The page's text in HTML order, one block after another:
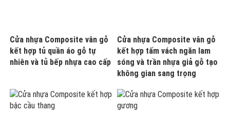
Cửa nhựa Composite vân gỗ
kết hợp tủ quần áo gỗ tự
nhiên và tủ bếp nhựa cao cấp
Cửa nhựa Composite vân gỗ
kết hợp tấm vách ngăn lam
sóng và trần nhựa giả gỗ tạo
không gian sang trọng